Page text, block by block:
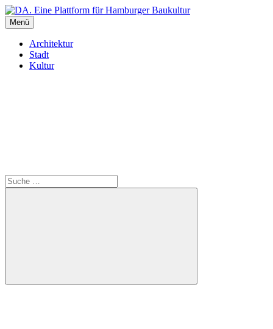
Inhalte
überspringen
DA. Eine Plattform für Hamburger Baukultur
Menü
Architektur
Stadt
Kultur